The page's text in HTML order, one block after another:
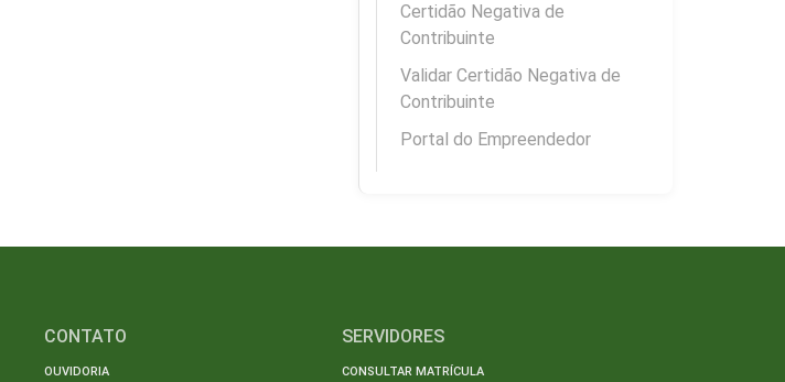
Certidão Negativa de
Contribuinte
Validar Certidão Negativa de
Contribuinte
Portal do Empreendedor
CONTATO
OUVIDORIA
SERVIDORES
CONSULTAR MATRÍCULA